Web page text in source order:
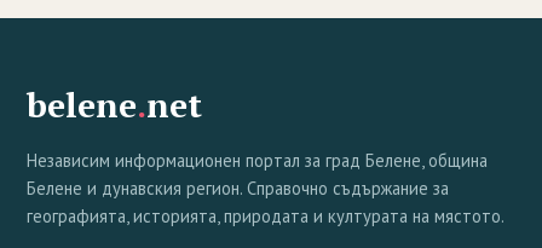
belene.net
Независим информационен портал за град Белене, община
Белене и дунавския регион. Справочно съдържание за
географията, историята, природата и културата на мястото.